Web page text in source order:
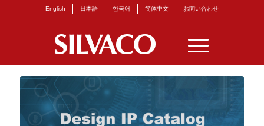
English 日本語 한국어 简体中文 お問い合わせ
固定ページ